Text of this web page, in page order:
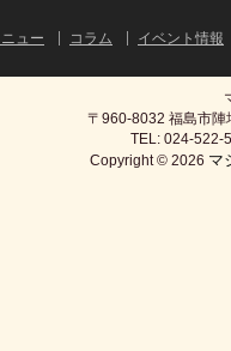
ニュー コラム イベント情報
〒960-8032 福島市陣
TEL: 024-522-
Copyright © 2026 マ